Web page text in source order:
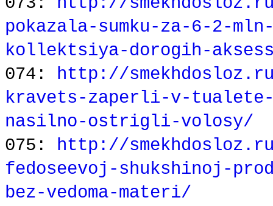
pokazala-sumku-za-6-2-
kollektsiya-dorogih-
074: http://
kravets-zaperli-v-
nasilno-ostrigli-volosy/
075: http://
fedoseevoj-shukshinoj-
bez-vedoma-materi/